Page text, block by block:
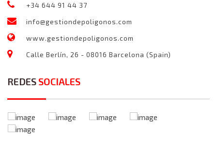
+34 644 91 44 37
info@gestiondepoligonos.com
www.gestiondepoligonos.com
Calle Berlín, 26 - 08016 Barcelona (Spain)
REDES SOCIALES